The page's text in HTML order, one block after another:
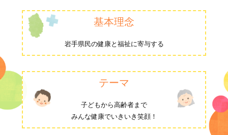
基本理念
岩手県民の健康と福祉に寄与する
テーマ
子どもから高齢者まで
みんな健康でいきいき笑顔！